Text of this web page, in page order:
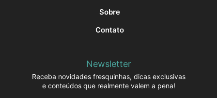
Sobre
Contato
Newsletter
Receba novidades fresquinhas, dicas exclusivas
e conteúdos que realmente valem a pena!